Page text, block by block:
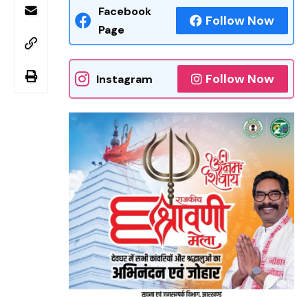
Facebook
Page
Follow Now
Instagram Follow Now